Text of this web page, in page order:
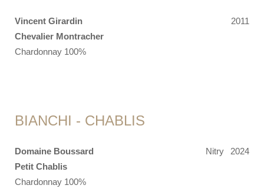
Vincent Girardin
2011
Chevalier Montracher
Chardonnay 100%
BIANCHI - CHABLIS
Domaine Boussard Nitry
2024
Petit Chablis
Chardonnay 100%